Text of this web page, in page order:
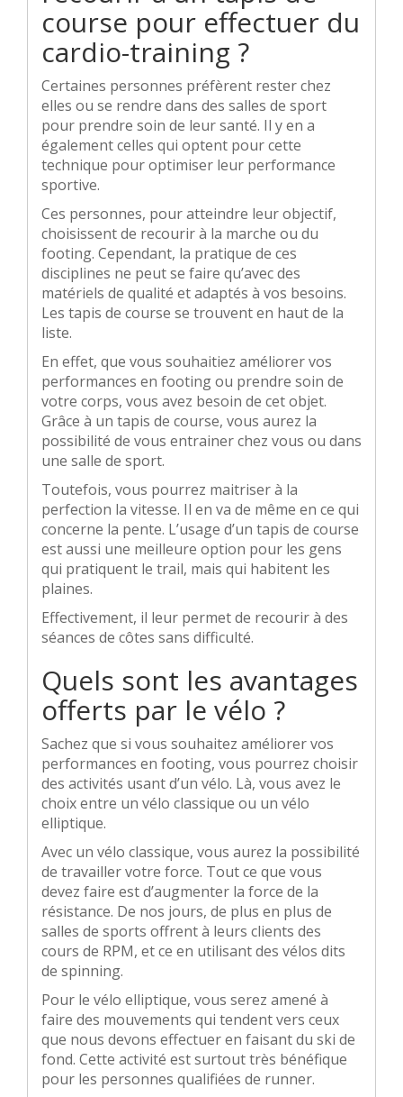
course pour effectuer du
cardio-training ?
Certaines personnes préfèrent rester chez
elles ou se rendre dans des salles de sport
pour prendre soin de leur santé. Il y en a
également celles qui optent pour cette
technique pour optimiser leur performance
sportive.
Ces personnes, pour atteindre leur objectif,
choisissent de recourir à la marche ou du
footing. Cependant, la pratique de ces
disciplines ne peut se faire qu’avec des
matériels de qualité et adaptés à vos besoins.
Les tapis de course se trouvent en haut de la
liste.
En effet, que vous souhaitiez améliorer vos
performances en footing ou prendre soin de
votre corps, vous avez besoin de cet objet.
Grâce à un tapis de course, vous aurez la
possibilité de vous entrainer chez vous ou dans
une salle de sport.
Toutefois, vous pourrez maitriser à la
perfection la vitesse. Il en va de même en ce qui
concerne la pente. L’usage d’un tapis de course
est aussi une meilleure option pour les gens
qui pratiquent le trail, mais qui habitent les
plaines.
Effectivement, il leur permet de recourir à des
séances de côtes sans difficulté.
Quels sont les avantages
offerts par le vélo ?
Sachez que si vous souhaitez améliorer vos
performances en footing, vous pourrez choisir
des activités usant d’un vélo. Là, vous avez le
choix entre un vélo classique ou un vélo
elliptique.
Avec un vélo classique, vous aurez la possibilité
de travailler votre force. Tout ce que vous
devez faire est d’augmenter la force de la
résistance. De nos jours, de plus en plus de
salles de sports offrent à leurs clients des
cours de RPM, et ce en utilisant des vélos dits
de spinning.
Pour le vélo elliptique, vous serez amené à
faire des mouvements qui tendent vers ceux
que nous devons effectuer en faisant du ski de
fond. Cette activité est surtout très bénéfique
pour les personnes qualifiées de runner.